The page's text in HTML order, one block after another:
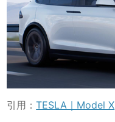
引用：TESLA｜Model X